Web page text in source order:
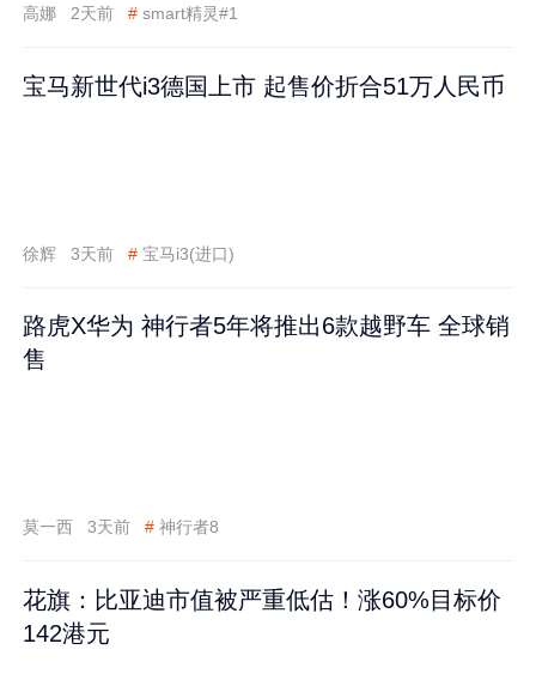
高娜 2天前 # smart精灵#1
宝马新世代i3德国上市 起售价折合51万人民币
徐辉 3天前 # 宝马i3(进口)
路虎X华为 神行者5年将推出6款越野车 全球销
售
莫一西 3天前 # 神行者8
花旗：比亚迪市值被严重低估！涨60%目标价
142港元